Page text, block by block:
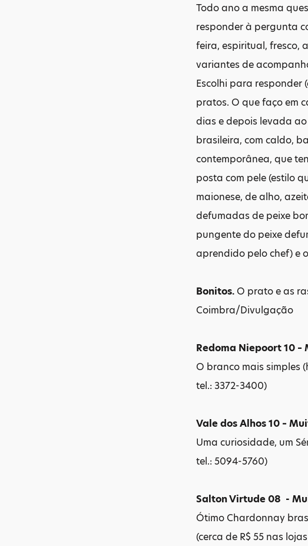
Todo ano a mesma
responder à pergunta
feira, espiritual, fresco,
variantes de
Escolhi para responder
pratos. O que faço em
dias e depois levada
brasileira, com caldo,
contemporânea, que
posta com pele (estilo
maionese, de alho,
defumadas de peixe
pungente do peixe
aprendido pelo chef) e
Bonitos. O prato e as
Coimbra/Divulgação
Redoma Niepoort 10 –
O branco mais simples
tel.: 3372-3400)
Vale dos Alhos 10 –
Uma curiosidade, um
tel.: 5094-5760)
Salton Virtude 08 -
Ótimo Chardonnay
(cerca de R$ 55 nas